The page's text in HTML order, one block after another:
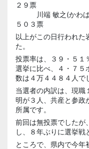
２９票
川端 敏之(かわ
５０３票
以上がこの日行われた
た。
投票率は、３９・５１
選挙に比べ、４・７５
数は４万４４８４人で
当選者の内訳は、現職
明が３人、共産と参政
所属です。
前回は無投票でしたが
し、８年ぶりに選挙戦
ところで、県内で今年